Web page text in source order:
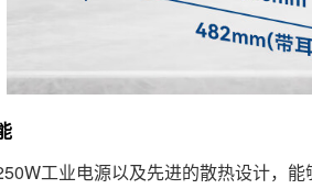
工业电源以及先进的散热设计，能